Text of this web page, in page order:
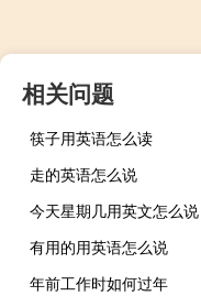
相关问题
筷子用英语怎么读
走的英语怎么说
今天星期几用英文怎么说
有用的用英语怎么说
年前工作时如何过年